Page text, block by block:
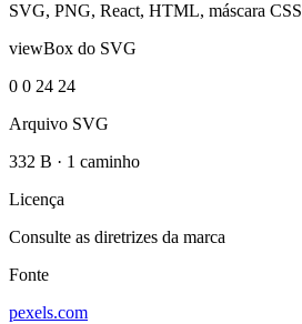
SVG, PNG, React, HTML, máscara CSS
viewBox do SVG
0 0 24 24
Arquivo SVG
332 B · 1 caminho
Licença
Consulte as diretrizes da marca
Fonte
pexels.com